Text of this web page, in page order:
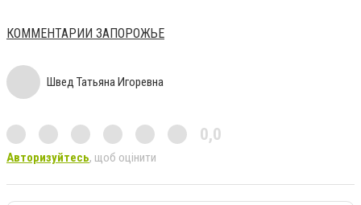
КОММЕНТАРИИ ЗАПОРОЖЬЕ
Швед Татьяна Игоревна
0,0
Авторизуйтесь, щоб оцінити